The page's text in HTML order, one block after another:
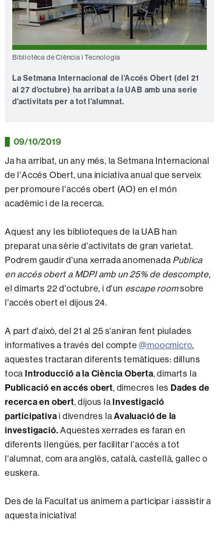
Bibliotèca de Ciència i Tecnologia
La Setmana Internacional de l'Accés Obert (del 21
al 27 d'octubre) ha arribat a la UAB amb una serie
d'activitats per a tot l'alumnat.
09/10/2019
Ja ha arribat, un any més, la Setmana Internacional
de l'Accés Obert, una iniciativa anual que serveix
per promoure l'accés obert (AO) en el món
acadèmic i de la recerca.
Aquest any les biblioteques de la UAB han
preparat una sèrie d'activitats de gran varietat.
Podrem gaudir d'una xerrada anomenada Publica
en accés obert a MDPI amb un 25% de descompte,
el dimarts 22 d'octubre, i d'un escape roomsobre
l'accés obert el dijous 24.
A part d'això, del 21 al 25 s'aniran fent piulades
informatives a través del compte@moocmicro,
aquestes tractaran diferents temàtiques: dilluns
toca Introducció a la Ciència Oberta, dimarts la
Publicació en accés obert, dimecres les Dades de
recerca en obert, dijous la Investigació
participativa i divendres laAvaluació de la
investigació.Aquestes xerrades es faran en
diferents llengües, per facilitar l'accés a tot
l'alumnat, com ara anglès, català, castellà, gallec o
euskera.
Des de la Facultat us animem a participar i assistir a
aquesta iniciativa!